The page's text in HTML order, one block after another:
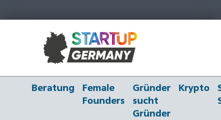
Beratung
Female
Founders
Gründer
sucht
Gründer
Krypto